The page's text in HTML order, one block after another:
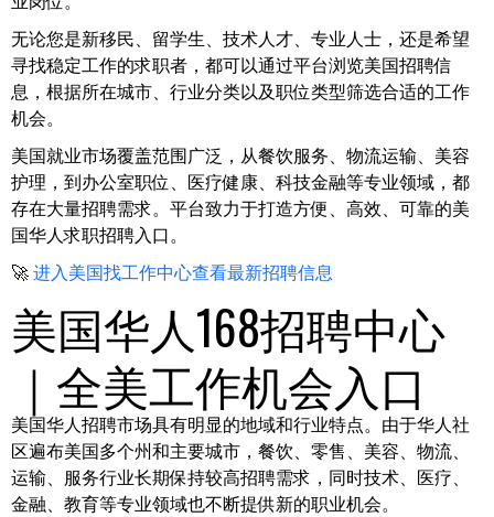
无论您是新移民、留学生、技术人才、专业人士，还是希望
寻找稳定工作的求职者，都可以通过平台浏览美国招聘信
息，根据所在城市、行业分类以及职位类型筛选合适的工作
机会。
美国就业市场覆盖范围广泛，从餐饮服务、物流运输、美容
护理，到办公室职位、医疗健康、科技金融等专业领域，都
存在大量招聘需求。平台致力于打造方便、高效、可靠的美
国华人求职招聘入口。
🚀 进入美国找工作中心查看最新招聘信息
美国华人168招聘中心
｜全美工作机会入口
美国华人招聘市场具有明显的地域和行业特点。由于华人社
区遍布美国多个州和主要城市，餐饮、零售、美容、物流、
运输、服务行业长期保持较高招聘需求，同时技术、医疗、
金融、教育等专业领域也不断提供新的职业机会。